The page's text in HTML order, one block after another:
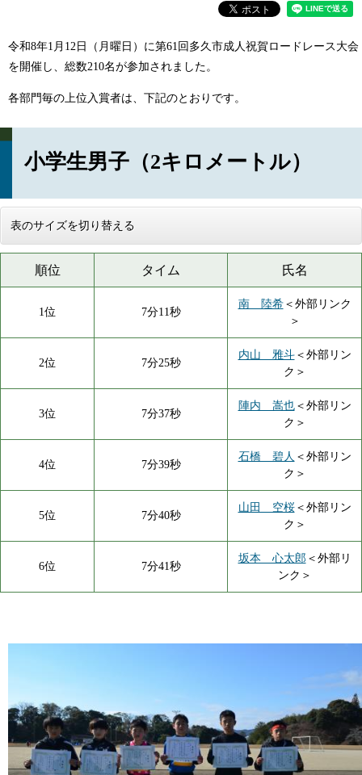
令和8年1月12日（月曜日）に第61回多久市成人祝賀ロードレース大会
を開催し、総数210名が参加されました。
各部門毎の上位入賞者は、下記のとおりです。
小学生男子（2キロメートル）
表のサイズを切り替える
順位 タイム 氏名
1位 7分11秒
南 陸希＜外部リンク
＞
2位 7分25秒
内山 雅斗＜外部リン
ク＞
3位 7分37秒
陣内 嵩也＜外部リン
ク＞
4位 7分39秒
石橋 碧人 ＜外部リン
ク＞
5位 7分40秒
山田 空桜＜外部リン
ク＞
6位 7分41秒
坂本 心太郎 ＜外部リ
ンク＞